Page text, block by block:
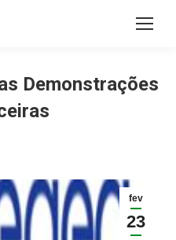
Demonstrações
fev
23